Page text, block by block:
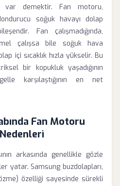
var demektir. Fan motoru,
soğuk havayı dolap
Fan çalışmadığında,
çalışsa bile soğuk hava
içi sıcaklık hızla yükselir. Bu
bir kopukluk yaşadığının
karşılaştığının en net
Fan Motoru
arkasında genellikle gözle
yatar. Samsung buzdolapları,
özelliği sayesinde sürekli